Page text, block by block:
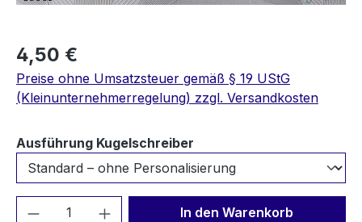
4,50 €
Preise ohne Umsatzsteuer gemäß § 19 UStG
(Kleinunternehmerregelung) zzgl. Versandkosten
Ausführung Kugelschreiber
Produkt Anzahl: Gib denIn den Warenkorb